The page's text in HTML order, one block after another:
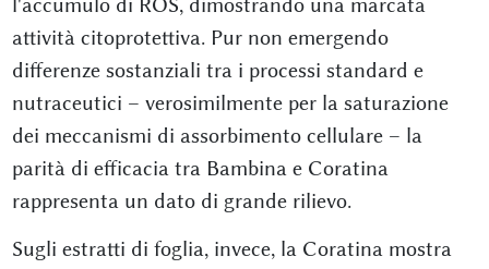
l'accumulo di ROS, dimostrando una marcata
attività citoprotettiva. Pur non emergendo
differenze sostanziali tra i processi standard e
nutraceutici – verosimilmente per la saturazione
dei meccanismi di assorbimento cellulare – la
parità di efficacia tra Bambina e Coratina
rappresenta un dato di grande rilievo.
Sugli estratti di foglia, invece, la Coratina mostra